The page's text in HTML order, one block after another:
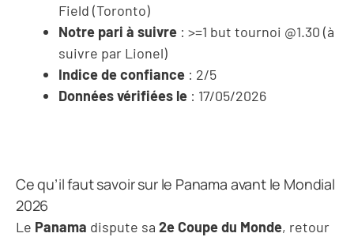
Field (Toronto)
Notre pari à suivre : >=1 but tournoi @1.30 (à
suivre par Lionel)
Indice de confiance : 2/5
Données vérifiées le : 17/05/2026
Ce qu’il faut savoir sur le Panama avant le Mondial
2026
Le Panama dispute sa 2e Coupe du Monde, retour